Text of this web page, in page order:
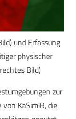
und Erfassung
physischer
Bild)
zur
KaSimiR, die